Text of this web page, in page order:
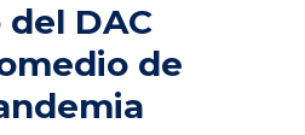
DAC
de